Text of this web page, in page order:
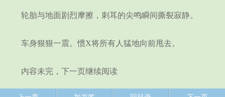
轮胎与地面剧烈摩擦，刺耳的尖鸣瞬间撕裂寂静。
车身狠狠一震。惯X将所有人猛地向前甩去。
内容未完，下一页继续阅读